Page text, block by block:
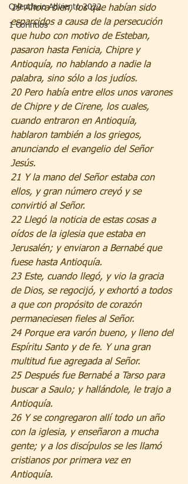
Calendario Adviento 2022
1 Corintios
19 Ahora bien, los que habían sido
esparcidos a causa de la persecución
que hubo con motivo de Esteban,
pasaron hasta Fenicia, Chipre y
Antioquía, no hablando a nadie la
palabra, sino sólo a los judíos.
20 Pero había entre ellos unos varones
de Chipre y de Cirene, los cuales,
cuando entraron en Antioquía,
hablaron también a los griegos,
anunciando el evangelio del Señor
Jesús.
21 Y la mano del Señor estaba con
ellos, y gran número creyó y se
convirtió al Señor.
22 Llegó la noticia de estas cosas a
oídos de la iglesia que estaba en
Jerusalén; y enviaron a Bernabé que
fuese hasta Antioquía.
23 Este, cuando llegó, y vio la gracia
de Dios, se regocijó, y exhortó a todos
a que con propósito de corazón
permaneciesen fieles al Señor.
24 Porque era varón bueno, y lleno del
Espíritu Santo y de fe. Y una gran
multitud fue agregada al Señor.
25 Después fue Bernabé a Tarso para
buscar a Saulo; y hallándole, le trajo a
Antioquía.
26 Y se congregaron allí todo un año
con la iglesia, y enseñaron a mucha
gente; y a los discípulos se les llamó
cristianos por primera vez en
Antioquía.